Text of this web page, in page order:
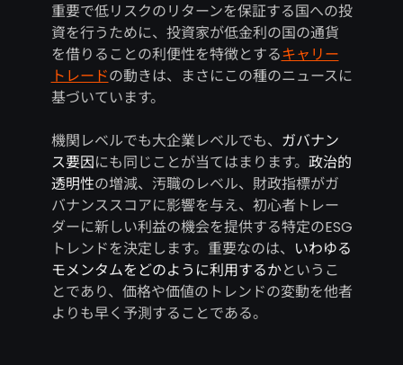
重要で低リスクのリターンを保証する国への投
資を行うために、投資家が低金利の国の通貨
を借りることの利便性を特徴とするキャリー
トレードの動きは、まさにこの種のニュースに
基づいています。
機関レベルでも大企業レベルでも、 ガバナン
ス要因にも同じことが当てはまります。 政治的
透明性の増減、汚職のレベル、財政指標がガ
バナンススコアに影響を与え、初心者トレー
ダーに新しい利益の機会を提供する特定のESG
トレンドを決定します。重要なのは、 いわゆる
モメンタムをどのように利用するかというこ
とであり、価格や価値のトレンドの変動を他者
よりも早く予測することである。